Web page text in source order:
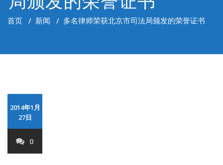
首页 / 新闻 / 多名律师荣获北京市司法局颁发的荣誉证书
2014年1月
27日
0